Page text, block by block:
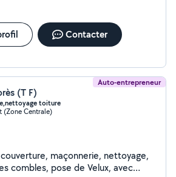
Contacter
Auto-entrepreneur
(T F)
toiture
(Zone Centrale)
maçonnerie, nettoyage,
combles, pose de Velux, avec